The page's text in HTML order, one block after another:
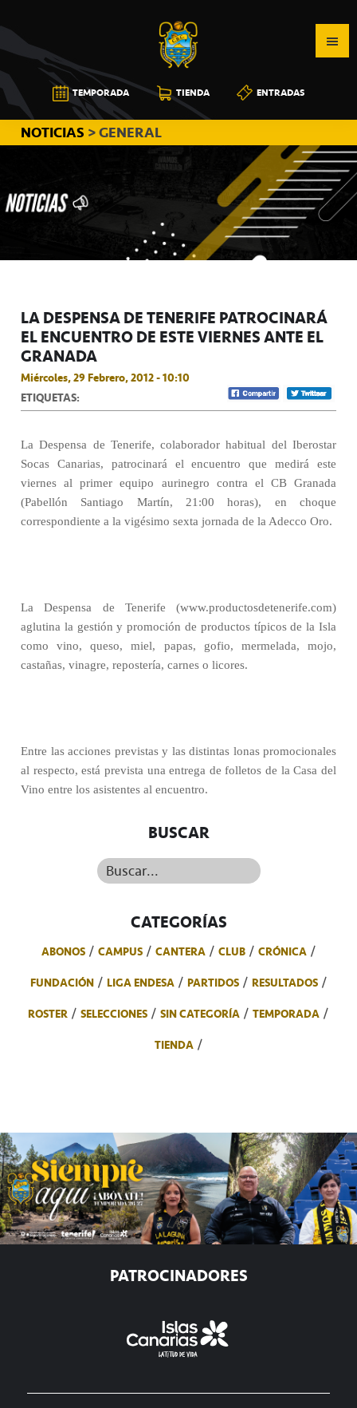
a
la
navegación
principal
al
contenido
principal
a
la
barra
lateral
principal
CB
CANARIAS
TEMPORADA TIENDA ENTRADAS
NOTICIAS > GENERAL
LA DESPENSA DE TENERIFE PATROCINARÁ
EL ENCUENTRO DE ESTE VIERNES ANTE EL
GRANADA
Miércoles, 29 Febrero, 2012 - 10:10
ETIQUETAS:
La Despensa de Tenerife, colaborador habitual del Iberostar
Socas Canarias, patrocinará el encuentro que medirá este
viernes al primer equipo aurinegro contra el CB Granada
(Pabellón Santiago Martín, 21:00 horas), en choque
correspondiente a la vigésimo sexta jornada de la Adecco Oro.
La Despensa de Tenerife (www.productosdetenerife.com)
aglutina la gestión y promoción de productos típicos de la Isla
como vino, queso, miel, papas, gofio, mermelada, mojo,
castañas, vinagre, repostería, carnes o licores.
Entre las acciones previstas y las distintas lonas promocionales
al respecto, está prevista una entrega de folletos de la Casa del
Vino entre los asistentes al encuentro.
BUSCAR
Buscar...
CATEGORÍAS
ABONOS CAMPUS CANTERA CLUB
CRÓNICA
FUNDACIÓN
LIGA ENDESA PARTIDOS
RESULTADOS
ROSTER
SELECCIONES SIN CATEGORÍA
TEMPORADA
TIENDA
PATROCINADORES